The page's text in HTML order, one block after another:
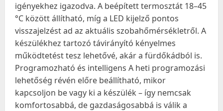
igényekhez igazodva. A beépített termosztát 18–45
°C között állítható, míg a LED kijelző pontos
visszajelzést ad az aktuális szobahőmérsékletről. A
készülékhez tartozó távirányító kényelmes
működtetést tesz lehetővé, akár a fürdőkádból is.
Programozható és intelligens A heti programozási
lehetőség révén előre beállítható, mikor
kapcsoljon be vagy ki a készülék – így nemcsak
komfortosabbá, de gazdaságosabbá is válik a